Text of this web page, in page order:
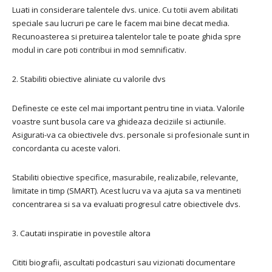
Luati in considerare talentele dvs. unice. Cu totii avem abilitati
speciale sau lucruri pe care le facem mai bine decat media.
Recunoasterea si pretuirea talentelor tale te poate ghida spre
modul in care poti contribui in mod semnificativ.
2. Stabiliti obiective aliniate cu valorile dvs
Defineste ce este cel mai important pentru tine in viata. Valorile
voastre sunt busola care va ghideaza deciziile si actiunile.
Asigurati-va ca obiectivele dvs. personale si profesionale sunt in
concordanta cu aceste valori.
Stabiliti obiective specifice, masurabile, realizabile, relevante,
limitate in timp (SMART). Acest lucru va va ajuta sa va mentineti
concentrarea si sa va evaluati progresul catre obiectivele dvs.
3. Cautati inspiratie in povestile altora
Cititi biografii, ascultati podcasturi sau vizionati documentare